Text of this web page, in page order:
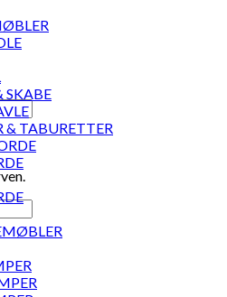
SKABE
& TABURETTER